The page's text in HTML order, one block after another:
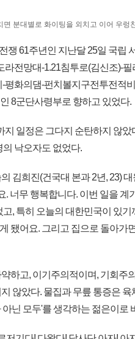
분대별로 화이팅을 외치고 이어 우렁
쟁 61주년인 지난달 25일 국립
라전망대-1.21침투로(김신조)-
평화의댐-펀치볼지구전투전적
8군단사령부로 향하고 있었다.
일정은 그다지 순탄하지 않았
낙오자도 없었다.
김희진(건국대 본과 2년, 23)
. 너무 행복합니다. 이번 일을 계
, 특히 오늘의 대한민국이 있
됐어요. 그리고 집으로 돌아가
하고, 이기주의적이며, 기회주
않았다. 물집과 무릎 통증은
닌 모두'를 생각하는 젊은이로